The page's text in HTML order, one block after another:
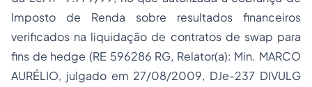
Imposto de Renda sobre resultados financeiros
verificados na liquidação de contratos de swap para
fins de hedge (RE 596286 RG, Relator(a): Min. MARCO
AURÉLIO, julgado em 27/08/2009, DJe-237 DIVULG